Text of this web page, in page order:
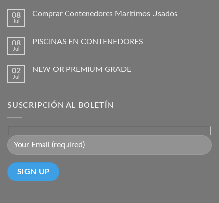
08
Jul
Comprar Contenedores Marítimos Usados
08
Jul
PISCINAS EN CONTENEDORES
02
Jul
NEW OR PREMIUM GRADE
SUSCRIPCIÓN AL BOLETÍN